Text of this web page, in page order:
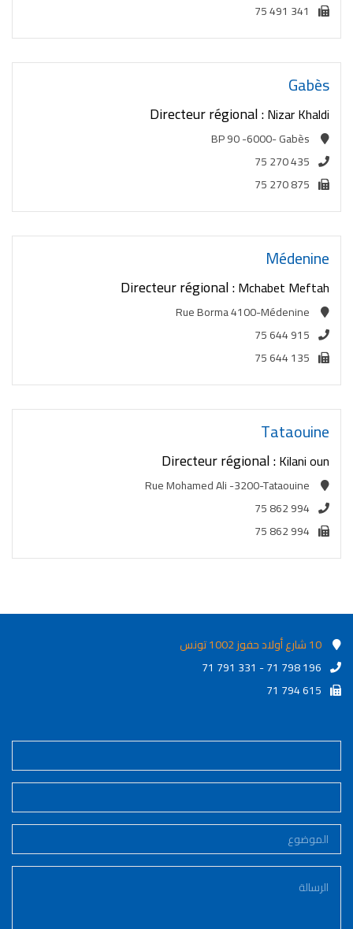
75 491 341
Gabès
Directeur régional :Nizar Khaldi
BP 90 -6000- Gabès
75 270 435
75 270 875
Médenine
Directeur régional :Mchabet Meftah
Rue Borma 4100-Médenine
75 644 915
75 644 135
Tataouine
Directeur régional :Kilani oun
Rue Mohamed Ali -3200-Tataouine
75 862 994
75 862 994
10 شارع أولاد حفوز 1002 تونس
71 791 331 - 71 798 196
71 794 615